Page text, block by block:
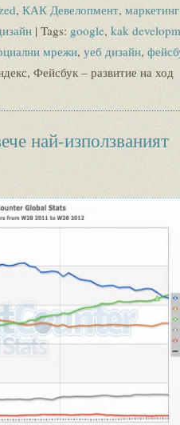
, КАК Девелопмент, маркетинг
| Tags: google, kak
мрежи, уеб дизайн,
Фейсбук – развитие на ход
най-използваният